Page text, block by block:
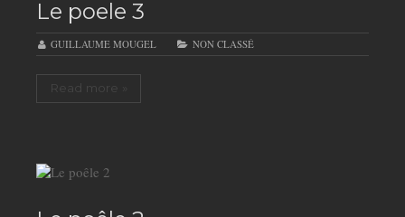
Le poele 3
GUILLAUME MOUGEL NON CLASSÉ
Read more »